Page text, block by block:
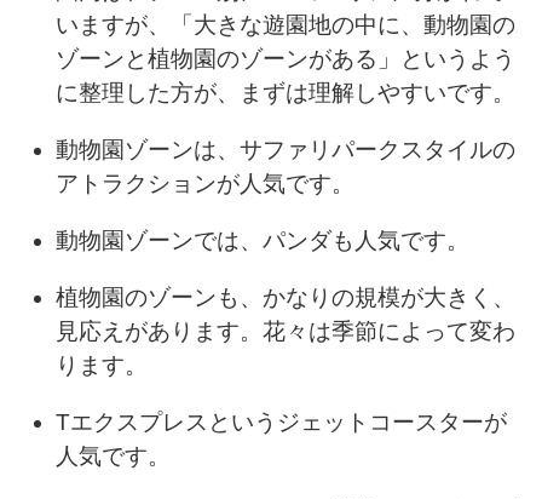
いますが、「大きな遊園地の中に、動物園の
ゾーンと植物園のゾーンがある」というよう
に整理した方が、まずは理解しやすいです。
動物園ゾーンは、サファリパークスタイルの
アトラクションが人気です。
動物園ゾーンでは、パンダも人気です。
植物園のゾーンも、かなりの規模が大きく、
見応えがあります。花々は季節によって変わ
ります。
Tエクスプレスというジェットコースターが
人気です。